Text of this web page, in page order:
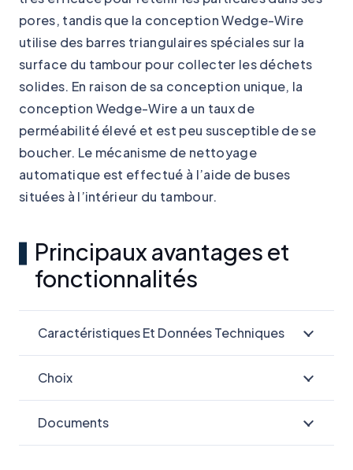
pores, tandis que la conception Wedge-Wire
utilise des barres triangulaires spéciales sur la
surface du tambour pour collecter les déchets
solides. En raison de sa conception unique, la
conception Wedge-Wire a un taux de
perméabilité élevé et est peu susceptible de se
boucher. Le mécanisme de nettoyage
automatique est effectué à l’aide de buses
situées à l’intérieur du tambour.
Principaux avantages et
fonctionnalités
Caractéristiques Et Données Techniques
Choix
Documents